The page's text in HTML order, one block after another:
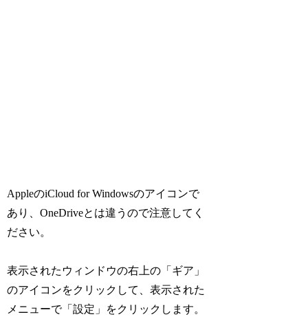
AppleのiCloud for Windowsのアイコンで
あり、OneDriveとは違うので注意してく
ださい。
表示されたウィンドウの右上の「ギア」
のアイコンをクリックして、表示された
メニューで「設定」をクリックします。